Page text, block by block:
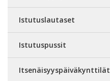
Istutuslautaset
Istutuspussit
Itsenäisyyspäiväkynttilät